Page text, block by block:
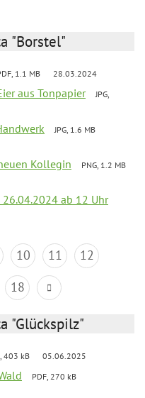
"Borstel"
1.1 MB 28.03.2024
aus Tonpapier
JPG,
JPG, 1.6 MB
Kollegin
PNG, 1.2 MB
ab 12 Uhr
10 11
12
18
"Glückspilz"
403 kB 05.06.2025
PDF, 270 kB